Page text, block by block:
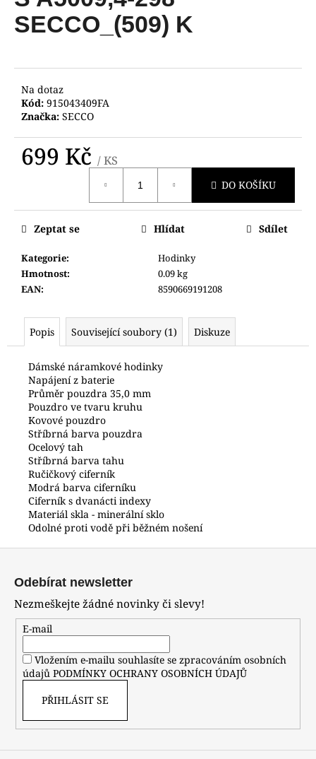
0,0
z
SECCO_(509) K
Na dotaz
Kód: 915043409FA
Značka: SECCO
699 Kč / KS
DO KOŠÍKU
Kategorie:
Hodinky
Hmotnost:
0.09 kg
EAN: 8590669191208
Zeptat se Hlídat Sdílet
Popis Související soubory (1) Diskuze
Dámské náramkové hodinky
Napájení z baterie
Průměr pouzdra 35,0 mm
Pouzdro ve tvaru kruhu
Kovové pouzdro
Stříbrná barva pouzdra
Ocelový tah
Stříbrná barva tahu
Ručičkový ciferník
Modrá barva ciferníku
Ciferník s dvanácti indexy
Materiál skla - minerální sklo
Odolné proti vodě při běžném nošení
a
j
t
?
HLEDAT
D
p
o
j
POLICE
PEWJF0030401
990
Kč
Odebírat newsletter
Nezmeškejte žádné novinky či slevy!
E-mail
Vložením e-mailu souhlasíte se zpracováním osobních
údajů PODMÍNKY OCHRANY OSOBNÍCH ÚDAJŮ
PŘIHLÁSIT SE